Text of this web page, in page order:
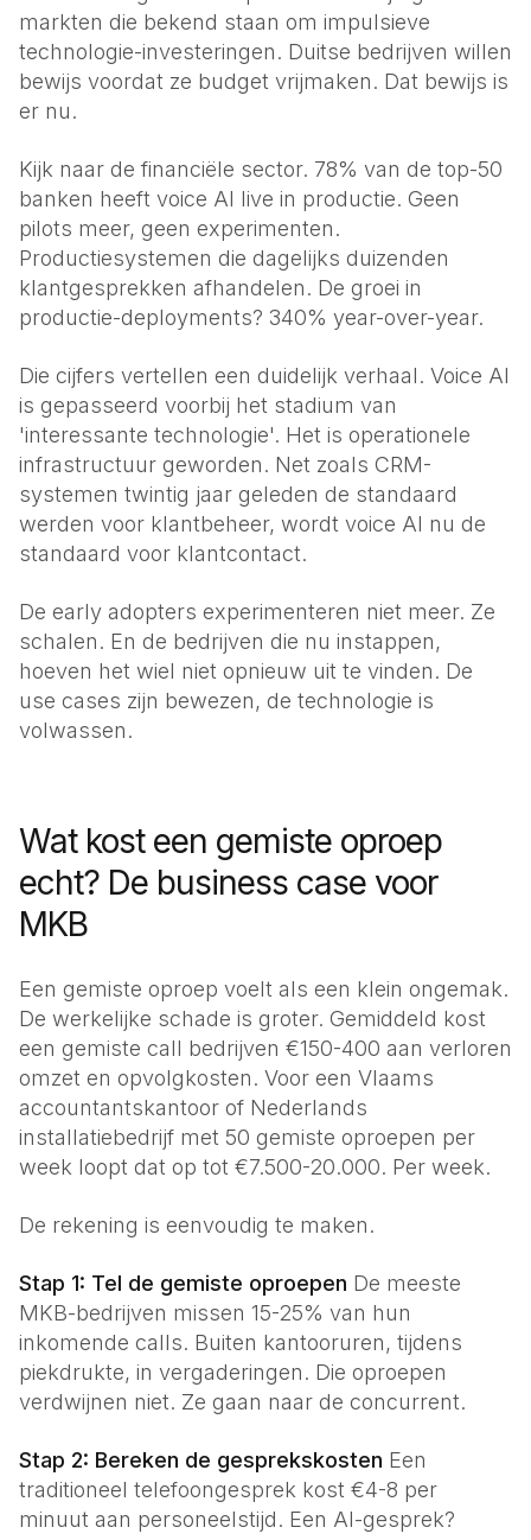
markten die bekend staan om impulsieve
technologie-investeringen. Duitse bedrijven willen
bewijs voordat ze budget vrijmaken. Dat bewijs is
er nu.
Kijk naar de financiële sector. 78% van de top-50
banken heeft voice AI live in productie. Geen
pilots meer, geen experimenten.
Productiesystemen die dagelijks duizenden
klantgesprekken afhandelen. De groei in
productie-deployments? 340% year-over-year.
Die cijfers vertellen een duidelijk verhaal. Voice AI
is gepasseerd voorbij het stadium van
'interessante technologie'. Het is operationele
infrastructuur geworden. Net zoals CRM-
systemen twintig jaar geleden de standaard
werden voor klantbeheer, wordt voice AI nu de
standaard voor klantcontact.
De early adopters experimenteren niet meer. Ze
schalen. En de bedrijven die nu instappen,
hoeven het wiel niet opnieuw uit te vinden. De
use cases zijn bewezen, de technologie is
volwassen.
Wat kost een gemiste oproep
echt? De business case voor
MKB
Een gemiste oproep voelt als een klein ongemak.
De werkelijke schade is groter. Gemiddeld kost
een gemiste call bedrijven €150-400 aan verloren
omzet en opvolgkosten. Voor een Vlaams
accountantskantoor of Nederlands
installatiebedrijf met 50 gemiste oproepen per
week loopt dat op tot €7.500-20.000. Per week.
De rekening is eenvoudig te maken.
Stap 1: Tel de gemiste oproepen De meeste
MKB-bedrijven missen 15-25% van hun
inkomende calls. Buiten kantooruren, tijdens
piekdrukte, in vergaderingen. Die oproepen
verdwijnen niet. Ze gaan naar de concurrent.
Stap 2: Bereken de gesprekskosten Een
traditioneel telefoongesprek kost €4-8 per
minuut aan personeelstijd. Een AI-gesprek?